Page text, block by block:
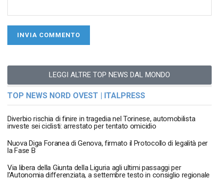
LEGGI ALTRE TOP NEWS DAL MONDO
TOP NEWS NORD OVEST | ITALPRESS
Diverbio rischia di finire in tragedia nel Torinese, automobilista
investe sei ciclisti: arrestato per tentato omicidio
Nuova Diga Foranea di Genova, firmato il Protocollo di legalità per
la Fase B
Via libera della Giunta della Liguria agli ultimi passaggi per
l’Autonomia differenziata, a settembre testo in consiglio regionale